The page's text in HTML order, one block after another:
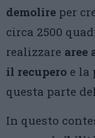
demolire per
circa 2500
realizzare aree
il recupero e la
questa parte
In questo